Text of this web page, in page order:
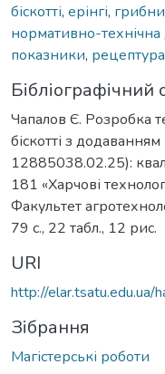
біскотті, ерінгі,
нормативно-технічна
показники, рецептура
Бібліографічний
Чапалов Є. Розробка
біскотті з
12885038.02.25):
181 «Харчові
Факультет
79 с., 22 табл., 12 рис.
URI
http://
Зібрання
Магістерські роботи